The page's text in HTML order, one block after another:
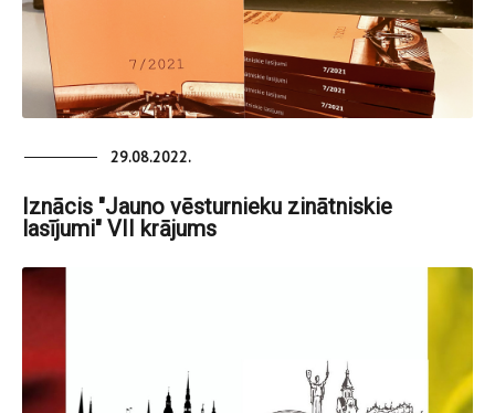
29.08.2022.
Iznācis "Jauno vēsturnieku zinātniskie
lasījumi" VII krājums